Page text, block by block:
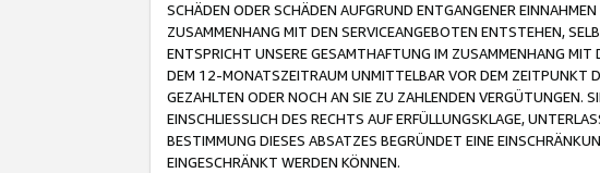
SCHÄDEN ODER SCHÄDEN AUFGRUND ENTGANGENER
ZUSAMMENHANG MIT DEN SERVICEANGEBOTEN ENTSTEHEN,
ENTSPRICHT UNSERE GESAMTHAFTUNG IM ZUSAMMENHANG MIT
DEM 12-MONATSZEITRAUM UNMITTELBAR VOR DEM ZEITPUNKT
GEZAHLTEN ODER NOCH AN SIE ZU ZAHLENDEN VERGÜTUNGEN.
EINSCHLIESSLICH DES RECHTS AUF ERFÜLLUNGSKLAGE,
BESTIMMUNG DIESES ABSATZES BEGRÜNDET EINE
EINGESCHRÄNKT WERDEN KÖNNEN.